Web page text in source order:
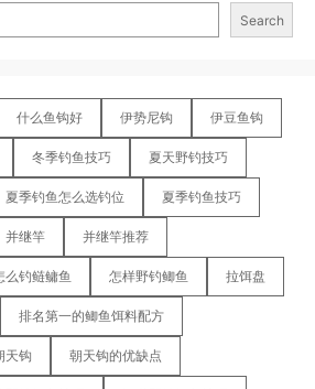
Search
什么鱼钩好 伊势尼钩 伊豆鱼钩
冬季钓鱼技巧 夏天野钓技巧
夏季钓鱼怎么选钓位 夏季钓鱼技巧
并继竿 并继竿推荐
么钓鲢鳙鱼 怎样野钓鲫鱼 拉饵盘
排名第一的鲫鱼饵料配方
天钩 朝天钩的优缺点